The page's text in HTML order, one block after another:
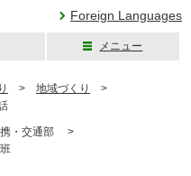
Foreign Languages
メニュー
> 地域づくり
>
・交通部 >
班